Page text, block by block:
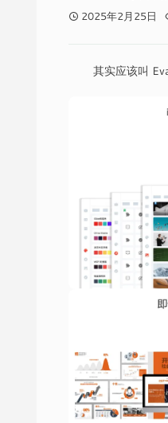
2025年2月25日
其实应该叫